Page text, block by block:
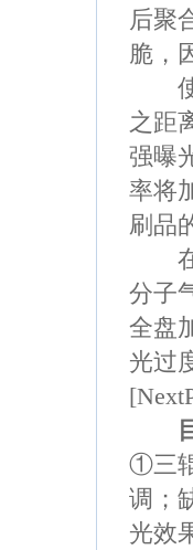
后聚
脆，
使
之距
强曝
率将
刷品
在
分子
全盘
光过
①三
调；
光效